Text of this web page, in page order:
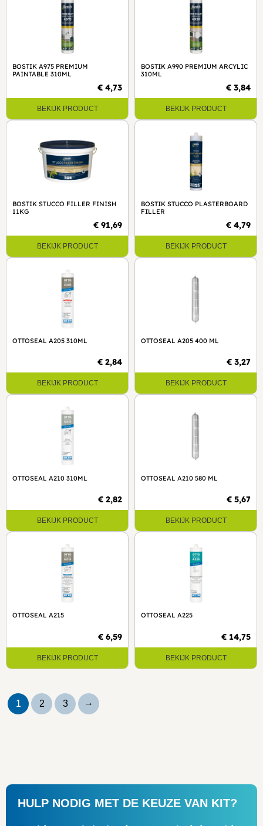
BOSTIK A975 PREMIUM
PAINTABLE 310ML
€ 4,73
BEKIJK PRODUCT
BOSTIK A990 PREMIUM ARCYLIC
310ML
€ 3,84
BEKIJK PRODUCT
BOSTIK STUCCO FILLER FINISH
11KG
€ 91,69
BEKIJK PRODUCT
BOSTIK STUCCO PLASTERBOARD
FILLER
€ 4,79
BEKIJK PRODUCT
OTTOSEAL A205 310ML
€ 2,84
BEKIJK PRODUCT
OTTOSEAL A205 400 ML
€ 3,27
BEKIJK PRODUCT
OTTOSEAL A210 310ML
€ 2,82
BEKIJK PRODUCT
OTTOSEAL A210 580 ML
€ 5,67
BEKIJK PRODUCT
OTTOSEAL A215
€ 6,59
BEKIJK PRODUCT
OTTOSEAL A225
€ 14,75
BEKIJK PRODUCT
1 2 3 →
HULP NODIG MET DE KEUZE VAN KIT?